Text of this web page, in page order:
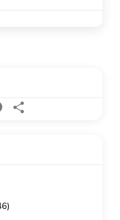
Messenger